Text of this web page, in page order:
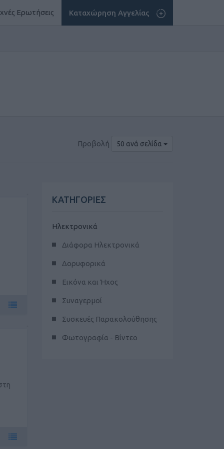
Ερωτήσεις Καταχώρηση Αγγελίας
Προβολή 50 ανά σελίδα
ΚΑΤΗΓΟΡΙΕΣ
Ηλεκτρονικά
Διάφορα Ηλεκτρονικά
Δορυφορικά
Εικόνα και Ήχος
Συναγερμοί
Συσκευές Παρακολούθησης
Φωτογραφία - Βίντεο